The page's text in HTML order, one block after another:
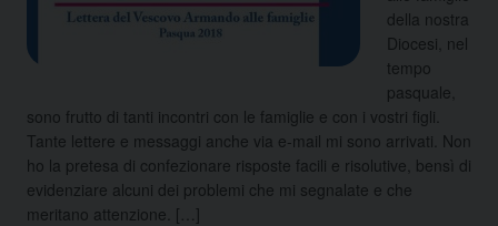
della nostra
Diocesi, nel
tempo
pasquale,
sono frutto di tanti incontri con le famiglie e con i vostri figli.
Tante lettere e messaggi anche via e-mail mi sono arrivati. Non
ho la pretesa di confezionare risposte facili e risolutive, bensì di
evidenziare alcuni dei problemi che mi segnalate e che
meritano attenzione. […]